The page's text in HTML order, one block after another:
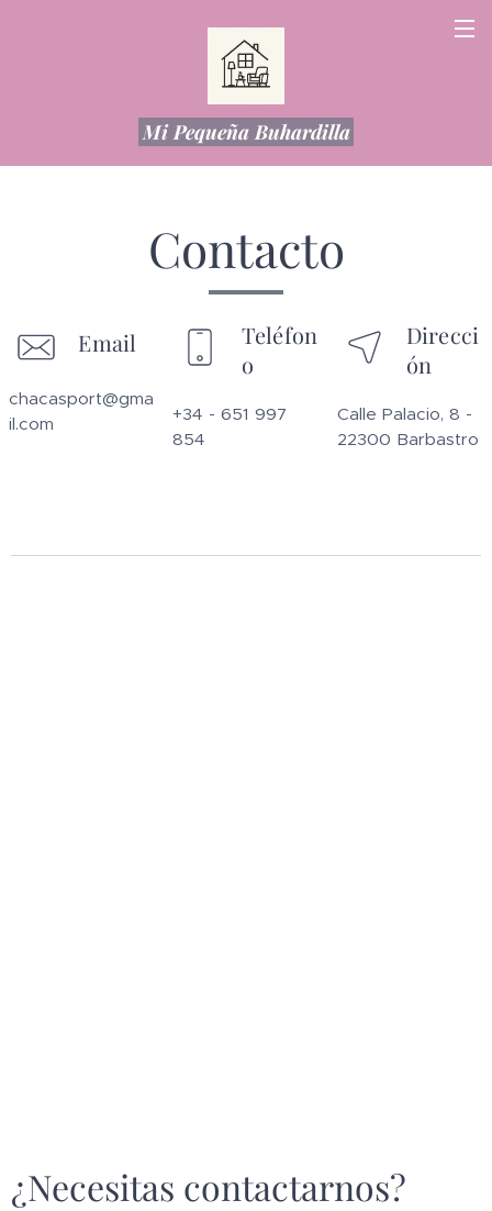
Mi Pequeña Buhardilla
Contacto
Email
chacasport@gma
il.com
Teléfon
o
+34 - 651 997
854
Direcci
ón
Calle Palacio, 8 -
22300 Barbastro
¿Necesitas contactarnos?